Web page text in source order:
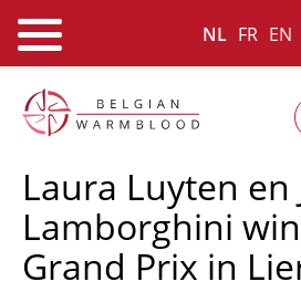
Overslaan
inhoud
gaan
NL FR EN
Secundaire
navigatie
Webshop
Laura Luyten en
Lamborghini
Grand Prix in